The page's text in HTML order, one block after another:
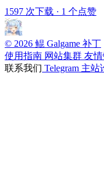
1597 次下载 · 1 个点赞
© 2026 鲲 Galgame 补丁
使用指南 网站集群 友
联系我们 Telegram 主站